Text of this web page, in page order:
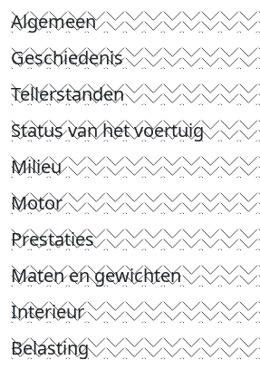
Algemeen
Geschiedenis
Tellerstanden
Status van het voertuig
Milieu
Motor
Prestaties
Maten en gewichten
Interieur
Belasting